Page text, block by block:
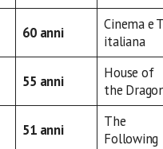
60 anni
Cinema e
italiana
55 anni
House of
the
51 anni
The
Following